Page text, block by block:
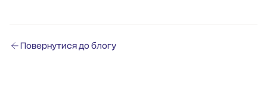
Повернутися до блогу